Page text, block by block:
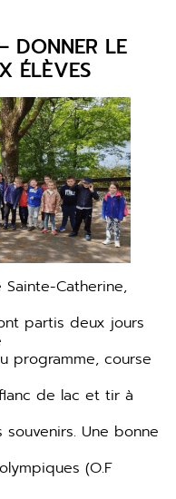
DONNER LE
ÉLÈVES
Sainte-Catherine,
partis deux jours
programme, course
de lac et tir à
Une bonne
(O.F